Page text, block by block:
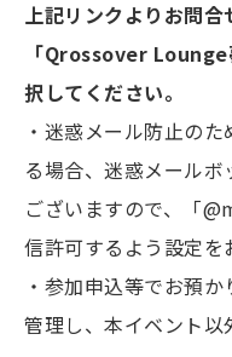
上記リンクよりお問
「Qrossover
択してください。
・迷惑メール防止の
る場合、迷惑メール
ございますので、「
信許可するよう設定を
・参加申込等でお預
管理し、本イベント以